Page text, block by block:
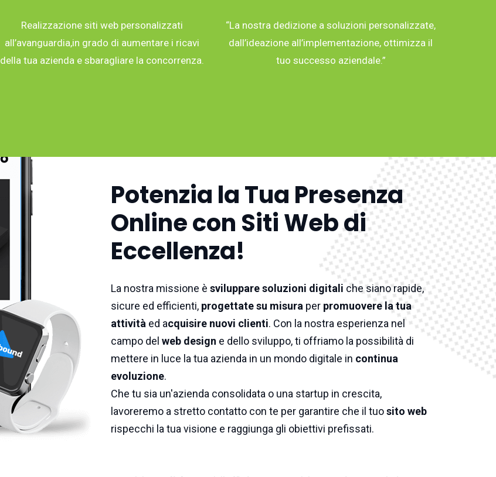
Realizzazione siti web personalizzati
all’avanguardia,in grado di aumentare i ricavi
della tua azienda e sbaragliare la concorrenza.
“La nostra dedizione a soluzioni personalizzate,
dall’ideazione all’implementazione, ottimizza il
tuo successo aziendale.”
Potenzia la Tua Presenza
Online con Siti Web di
Eccellenza!
La nostra missione è sviluppare soluzioni digitali che siano rapide,
sicure ed efficienti, progettate su misura per promuovere la tua
attività ed acquisire nuovi clienti. Con la nostra esperienza nel
campo del web design e dello sviluppo, ti offriamo la possibilità di
mettere in luce la tua azienda in un mondo digitale in continua
evoluzione.
Che tu sia un'azienda consolidata o una startup in crescita,
lavoreremo a stretto contatto con te per garantire che il tuosito web
rispecchi la tua visione e raggiunga gli obiettivi prefissati.